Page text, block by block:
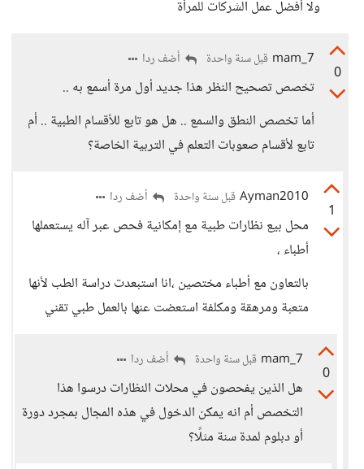
ولا أفضل عمل الشركات للمرأة
0
mam_7 قبل سنة واحدة أضف ردا
تخصص تصحيح النظر هذا جديد أول مرة أسمع به ..
أما تخصص النطق والسمع .. هل هو تابع للأقسام الطبية .. أم
تابع لأقسام صعوبات التعلم في التربية الخاصة؟
1
Ayman2010 قبل سنة واحدة أضف ردا
محل بيع نظارات طبية مع إمكانية فحص عبر آله يستعملها
أطباء ،
بالتعاون مع أطباء مختصين ،انا استبعدت دراسة الطب لأنها
متعبة ومرهقة ومكلفة استعضت عنها بالعمل طبي تقني
0
mam_7 قبل سنة واحدة أضف ردا
هل الذين يفحصون في محلات النظارات درسوا هذا
التخصص أم انه يمكن الدخول في هذه المجال بمجرد دورة
أو دبلوم لمدة سنة مثلًا؟